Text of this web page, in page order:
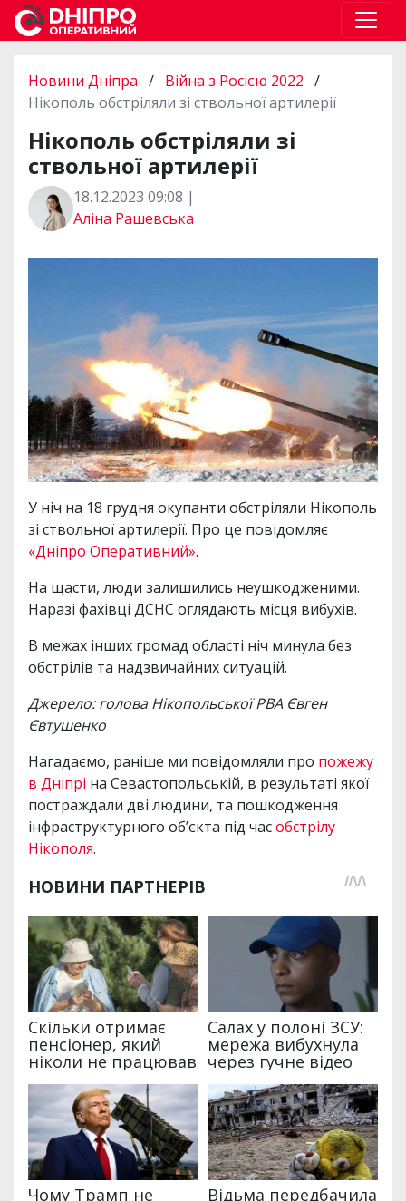
Новини Дніпра / Війна з Росією 2022 /
Нікополь обстріляли зі ствольної артилерії
Нікополь обстріляли зі
ствольної артилерії
18.12.2023 09:08 |
Аліна Рашевська
У ніч на 18 грудня окупанти обстріляли Нікополь
зі ствольної артилерії. Про це повідомляє
«Дніпро Оперативний».
На щасти, люди залишились неушкодженими.
Наразі фахівці ДСНС оглядають місця вибухів.
В межах інших громад області ніч минула без
обстрілів та надзвичайних ситуацій.
Джерело: голова Нікопольської РВА Євген
Євтушенко
Нагадаємо, раніше ми повідомляли про пожежу
в Дніпрі на Севастопольській, в результаті якої
постраждали дві людини, та пошкодження
інфраструктурного об’єкта під часобстрілу
Нікополя.